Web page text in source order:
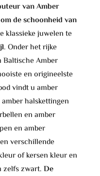
van Amber
de schoonheid van
klassieke juwelen te
. Onder het rijke
Amber
en origineelste
vindt u amber
halskettingen
en amber
en amber
verschillende
of kersen kleur en
zelfs zwart. De